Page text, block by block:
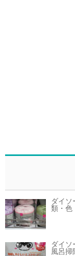
ダイソ
類・色
ダイソ
風呂掃